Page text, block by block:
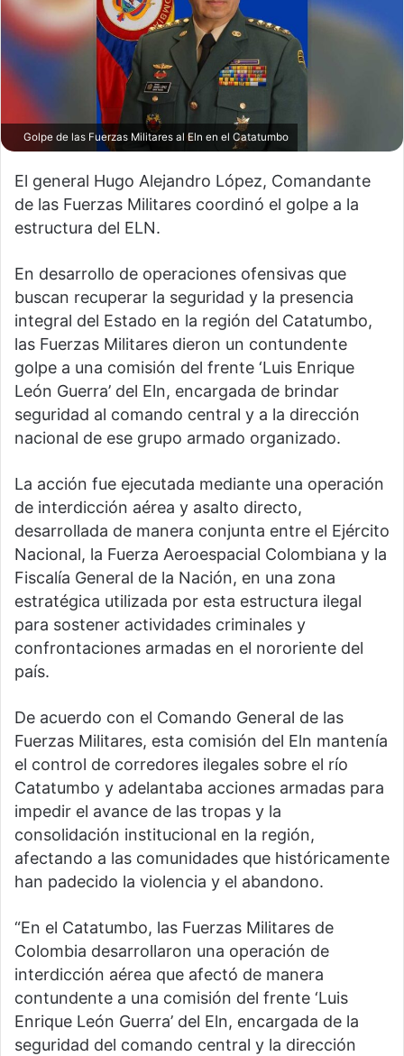
Golpe de las Fuerzas Militares al Eln en el Catatumbo
El general Hugo Alejandro López, Comandante
de las Fuerzas Militares coordinó el golpe a la
estructura del ELN.
En desarrollo de operaciones ofensivas que
buscan recuperar la seguridad y la presencia
integral del Estado en la región del Catatumbo,
las Fuerzas Militares dieron un contundente
golpe a una comisión del frente ‘Luis Enrique
León Guerra’ del Eln, encargada de brindar
seguridad al comando central y a la dirección
nacional de ese grupo armado organizado.
La acción fue ejecutada mediante una operación
de interdicción aérea y asalto directo,
desarrollada de manera conjunta entre el Ejército
Nacional, la Fuerza Aeroespacial Colombiana y la
Fiscalía General de la Nación, en una zona
estratégica utilizada por esta estructura ilegal
para sostener actividades criminales y
confrontaciones armadas en el nororiente del
país.
De acuerdo con el Comando General de las
Fuerzas Militares, esta comisión del Eln mantenía
el control de corredores ilegales sobre el río
Catatumbo y adelantaba acciones armadas para
impedir el avance de las tropas y la
consolidación institucional en la región,
afectando a las comunidades que históricamente
han padecido la violencia y el abandono.
“En el Catatumbo, las Fuerzas Militares de
Colombia desarrollaron una operación de
interdicción aérea que afectó de manera
contundente a una comisión del frente ‘Luis
Enrique León Guerra’ del Eln, encargada de la
seguridad del comando central y la dirección